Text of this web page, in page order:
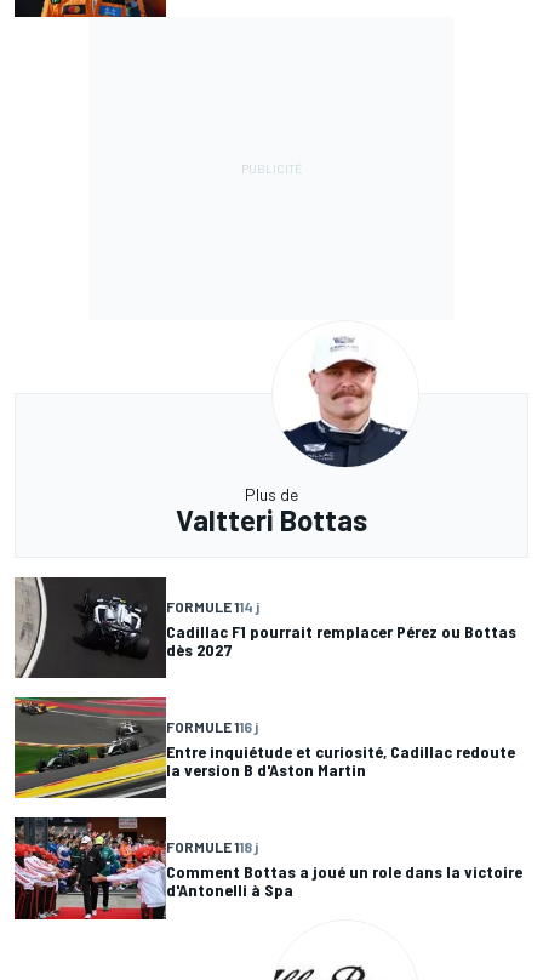
Plus de
Valtteri Bottas
FORMULE 114 j
Cadillac F1 pourrait remplacer Pérez ou Bottas
dès 2027
FORMULE 116 j
Entre inquiétude et curiosité, Cadillac redoute
la version B d'Aston Martin
FORMULE 118 j
Comment Bottas a joué un role dans la victoire
d'Antonelli à Spa